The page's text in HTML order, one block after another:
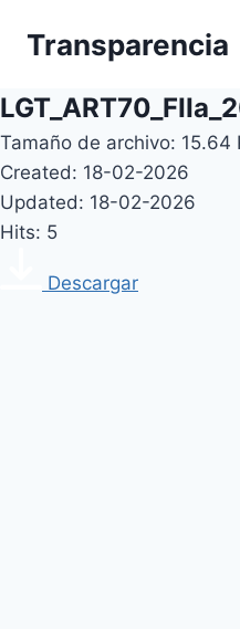
Transparencia
Tamaño de archivo: 15.64
Created: 18-02-2026
Updated: 18-02-2026
Hits: 5
Descargar